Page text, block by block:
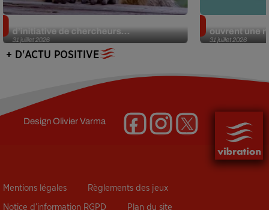
31 juillet 2026
d’initiative de chercheurs...
31 juillet 2026
ouvrent une
+ D'ACTU POSITIVE
DesignOlivier Varma
Mentions légales Règlements des jeux
Notice d’information RGPD Plan du site